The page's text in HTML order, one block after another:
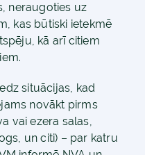
neraugoties uz
kas būtiski ietekmē
kā arī citiem
situācijas, kad
novākt pirms
vai ezera salas,
un citi) – par katru